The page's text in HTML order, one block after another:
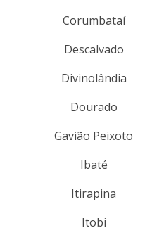
Corumbataí
Descalvado
Divinolândia
Dourado
Gavião Peixoto
Ibaté
Itirapina
Itobi